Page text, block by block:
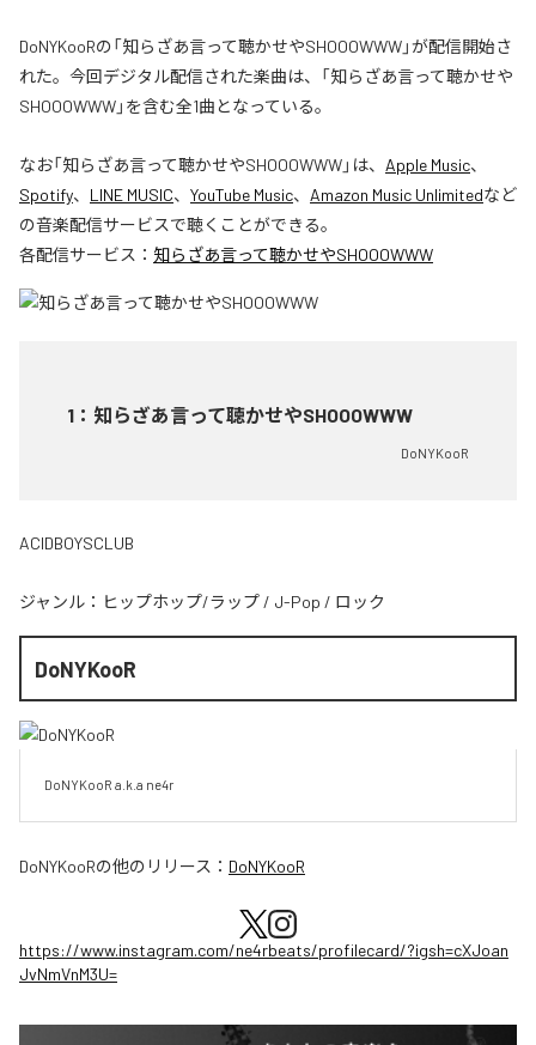
DoNYKooRの「知らざあ言って聴かせやSHOOOWWW」が配信開始さ
れた。今回デジタル配信された楽曲は、「知らざあ言って聴かせや
SHOOOWWW」を含む全1曲となっている。
なお「知らざあ言って聴かせやSHOOOWWW」は、 Apple Music、
Spotify、 LINE MUSIC、 YouTube Music、 Amazon Music Unlimitedなど
の音楽配信サービスで聴くことができる。
各配信サービス： 知らざあ言って聴かせやSHOOOWWW
1 ： 知らざあ言って聴かせやSHOOOWWW
DoNYKooR
ACIDBOYSCLUB
ジャンル： ヒップホップ/ラップ / J-Pop / ロック
DoNYKooR
DoNYKooR a.k.a ne4r
DoNYKooRの他のリリース： DoNYKooR
https://www.instagram.com/ne4rbeats/profilecard/?igsh=cXJoan
JvNmVnM3U=